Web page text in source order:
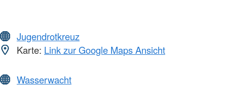
Jugendrotkreuz
Karte: Link zur Google Maps Ansicht
Wasserwacht